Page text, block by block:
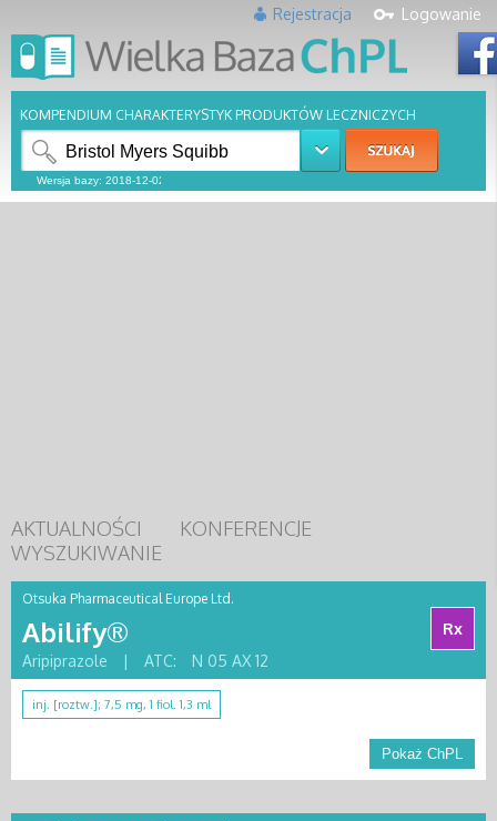
Logowanie
Rejestracja
KOMPENDIUM CHARAKTERYSTYK PRODUKTÓW LECZNICZYCH
AKTUALNOŚCI
KONFERENCJE
WYSZUKIWANIE
Otsuka Pharmaceutical Europe Ltd.
Abilify®
Rx
Aripiprazole
| ATC: N 05 AX 12
inj. [roztw.]; 7,5 mg, 1 fiol. 1,3 ml
Pokaż ChPL